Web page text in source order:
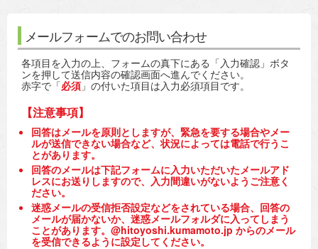
メールフォームでのお問い合わせ
各項目を入力の上、フォームの真下にある「入力確認」ボタ
ンを押して送信内容の確認画面へ進んでください。
赤字で「必須 」の付いた項目は入力必須項目です。
【注意事項】
回答はメールを原則としますが、緊急を要する場合やメー
ルが送信できない場合など、状況によっては電話で行うこ
とがあります。
回答のメールは下記フォームに入力いただいたメールアド
レスにお送りしますので、入力間違いがないようご注意く
ださい。
迷惑メールの受信拒否設定などをされている場合、回答の
メールが届かないか、迷惑メールフォルダに入ってしまう
ことがあります。@hitoyoshi.kumamoto.jp からのメール
を受信できるように設定してください。